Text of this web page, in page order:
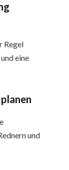
Regel
eine
und